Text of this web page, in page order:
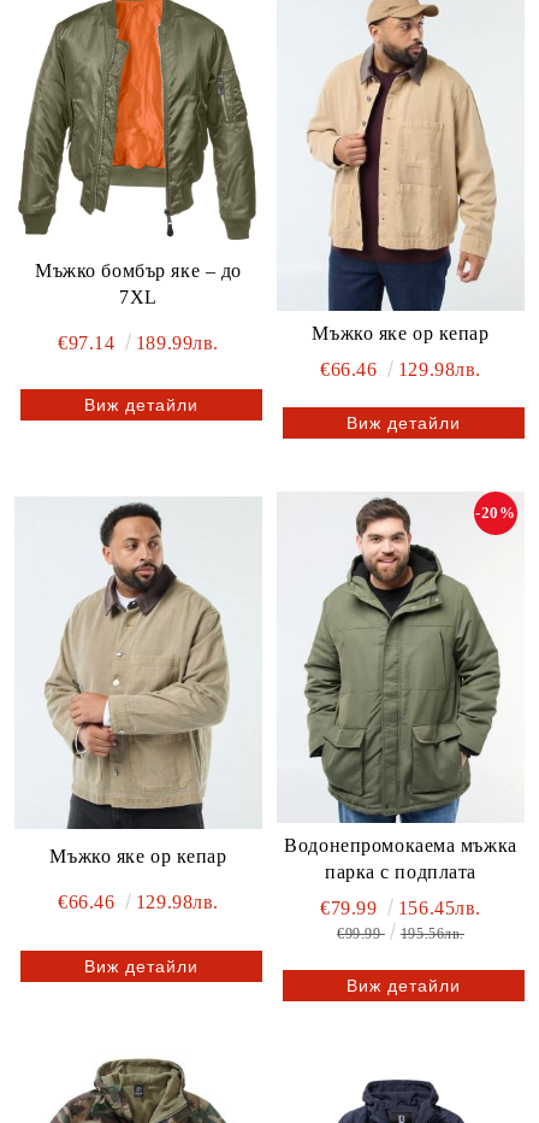
Мъжко бомбър яке – до
7XL
€97.14 189.99лв.
Виж детайли
Мъжко яке ор кепар
€66.46
129.98лв.
Виж детайли
Мъжко яке ор кепар
€66.46 129.98лв.
Виж детайли
Водонепромокаема мъжка
парка с подплата
-20%
€79.99 156.45лв.
€99.99 195.56лв.
Виж детайли